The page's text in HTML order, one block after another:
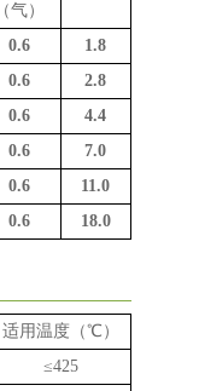
（气）
0.6
1.8
0.6
2.8
0.6
4.4
0.6
7.0
0.6
11.0
0.6 18.0
适用温度（℃）
≤425